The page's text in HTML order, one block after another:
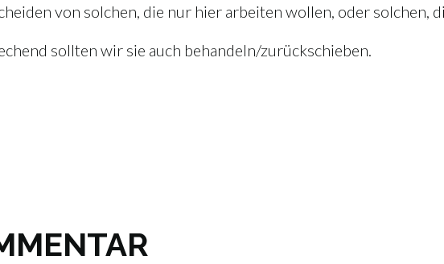
von solchen, die nur hier arbeiten wollen, oder solchen,
sollten wir sie auch behandeln/zurückschieben.